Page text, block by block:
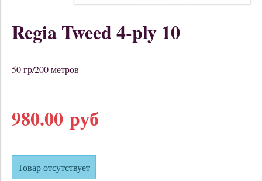
Regia Tweed 4-ply 10
50 гр/200 метров
980.00 руб
Товар отсутствует